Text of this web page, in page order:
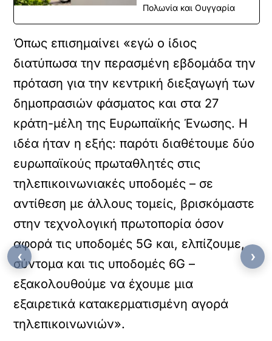
Πολωνία και Ουγγαρία
Όπως επισημαίνει «εγώ ο ίδιος
διατύπωσα την περασμένη εβδομάδα την
πρόταση για την κεντρική διεξαγωγή των
δημοπρασιών φάσματος και στα 27
κράτη-μέλη της Ευρωπαϊκής Ένωσης. Η
ιδέα ήταν η εξής: παρότι διαθέτουμε δύο
ευρωπαϊκούς πρωταθλητές στις
τηλεπικοινωνιακές υποδομές – σε
αντίθεση με άλλους τομείς, βρισκόμαστε
στην τεχνολογική πρωτοπορία όσον
αφορά τις υποδομές 5G και, ελπίζουμε,
σύντομα και τις υποδομές 6G –
εξακολουθούμε να έχουμε μια
εξαιρετικά κατακερματισμένη αγορά
τηλεπικοινωνιών».
‹ ›